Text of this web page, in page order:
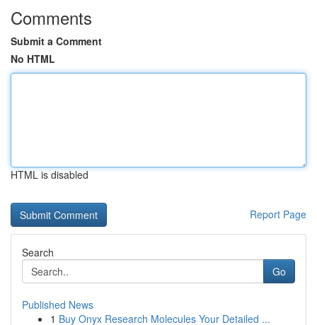
Comments
Submit a Comment
No HTML
HTML is disabled
Report Page
Search
Go
Published News
1 Buy Onyx Research Molecules Your Detailed ...